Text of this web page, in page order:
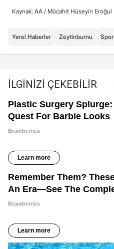
Kaynak: AA / Mücahit Hüseyin Eroğul
Yerel Haberler Zeytinburnu Spor